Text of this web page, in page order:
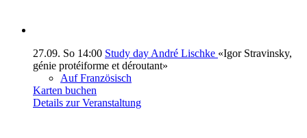
27.09. So 14:00 Study day André Lischke «Igor Stravinsky,
génie protéiforme et déroutant»
Auf Französisch
Karten buchen
Details zur Veranstaltung